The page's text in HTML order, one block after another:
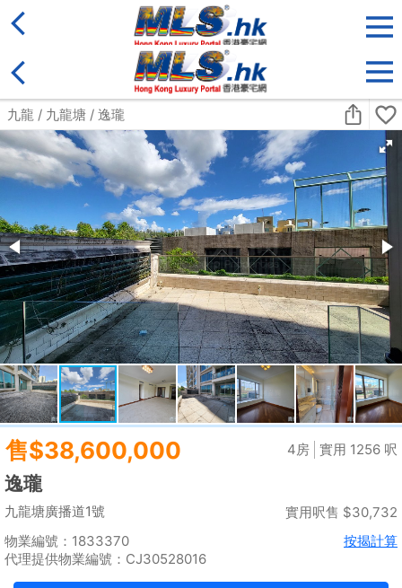
售盤 類別
收藏
搜尋條件: 售盤
黃金置頂
4房
中層
天鑄
何文田 佛光街23號
建築 --
實用 1571呎@$57
租$90,000